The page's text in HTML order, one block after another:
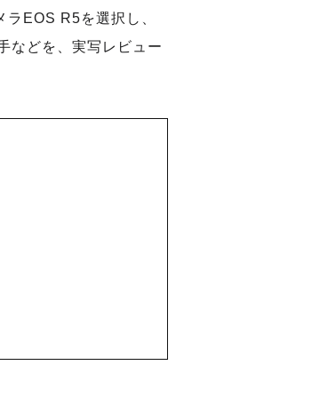
EOS R5を選択し、
などを、実写レビュー